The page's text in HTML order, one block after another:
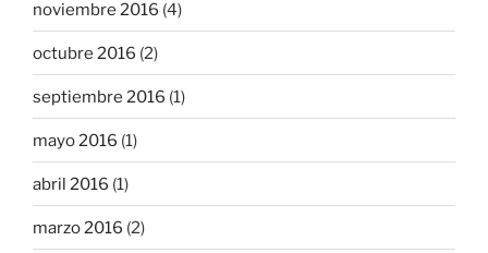
noviembre 2016 (4)
octubre 2016 (2)
septiembre 2016 (1)
mayo 2016 (1)
abril 2016 (1)
marzo 2016 (2)